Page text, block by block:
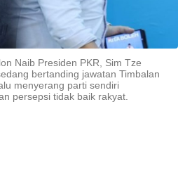
Naib Presiden PKR, Sim Tze
bertanding jawatan Timbalan
menyerang parti sendiri
persepsi tidak baik rakyat.